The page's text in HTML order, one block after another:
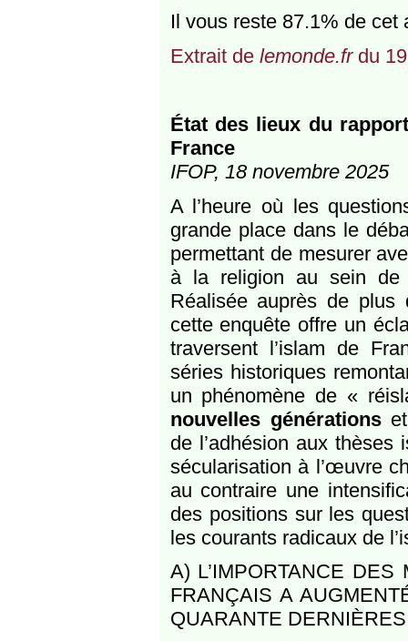
Il vous reste 87.1% de cet
Extrait de lemonde.frdu
État des lieux du
France
IFOP, 18 novembre 2025
A l’heure où les
grande place dans le
permettant de mesurer
à la religion au sein de
Réalisée auprès de plus
cette enquête offre un
traversent l’islam de
séries historiques
un phénomène de «
nouvelles générations
de l’adhésion aux
sécularisation à l’œuvre
au contraire une
des positions sur les
les courants radicaux de
A) L’IMPORTANCE
FRANÇAIS A
QUARANTE